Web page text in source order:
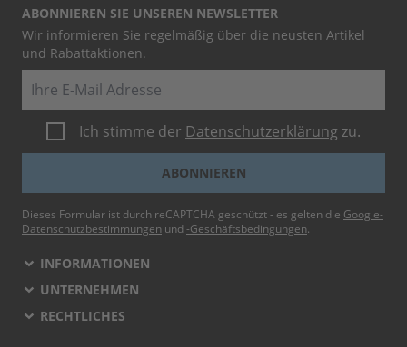
ABONNIEREN SIE UNSEREN NEWSLETTER
Wir informieren Sie regelmäßig über die neusten Artikel
und Rabattaktionen.
Ich stimme der Datenschutzerklärung zu.
ABONNIEREN
Dieses Formular ist durch reCAPTCHA geschützt - es gelten die Google-
Datenschutzbestimmungen und -Geschäftsbedingungen.
INFORMATIONEN
UNTERNEHMEN
RECHTLICHES